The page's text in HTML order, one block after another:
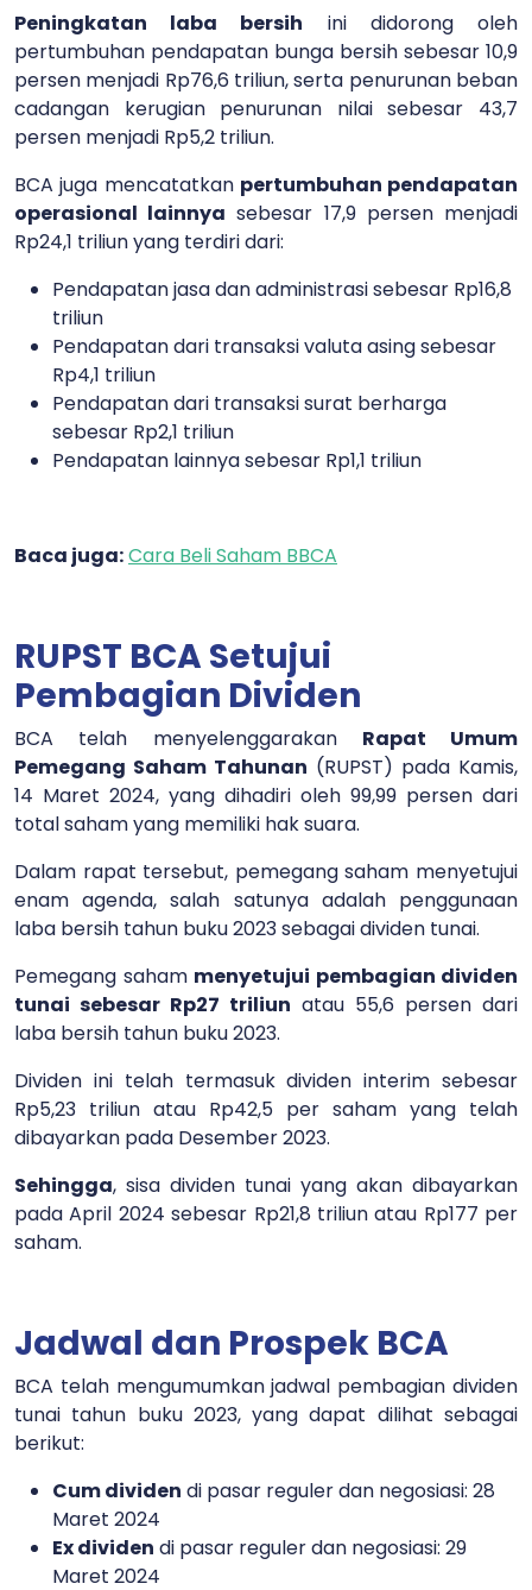
Peningkatan laba bersih ini didorong oleh
pertumbuhan pendapatan bunga bersih sebesar 10,9
persen menjadi Rp76,6 triliun, serta penurunan beban
cadangan kerugian penurunan nilai sebesar 43,7
persen menjadi Rp5,2 triliun.
BCA juga mencatatkan pertumbuhan pendapatan
operasional lainnya sebesar 17,9 persen menjadi
Rp24,1 triliun yang terdiri dari:
Pendapatan jasa dan administrasi sebesar Rp16,8
triliun
Pendapatan dari transaksi valuta asing sebesar
Rp4,1 triliun
Pendapatan dari transaksi surat berharga
sebesar Rp2,1 triliun
Pendapatan lainnya sebesar Rp1,1 triliun
Baca juga:Cara Beli Saham BBCA
RUPST BCA Setujui
Pembagian Dividen
BCA telah menyelenggarakan Rapat Umum
Pemegang Saham Tahunan (RUPST) pada Kamis,
14 Maret 2024, yang dihadiri oleh 99,99 persen dari
total saham yang memiliki hak suara.
Dalam rapat tersebut, pemegang saham menyetujui
enam agenda, salah satunya adalah penggunaan
laba bersih tahun buku 2023 sebagai dividen tunai.
Pemegang saham menyetujui pembagian dividen
tunai sebesar Rp27 triliun atau 55,6 persen dari
laba bersih tahun buku 2023.
Dividen ini telah termasuk dividen interim sebesar
Rp5,23 triliun atau Rp42,5 per saham yang telah
dibayarkan pada Desember 2023.
Sehingga, sisa dividen tunai yang akan dibayarkan
pada April 2024 sebesar Rp21,8 triliun atau Rp177 per
saham.
Jadwal dan Prospek BCA
BCA telah mengumumkan jadwal pembagian dividen
tunai tahun buku 2023, yang dapat dilihat sebagai
berikut:
Cum dividen di pasar reguler dan negosiasi: 28
Maret 2024
Ex dividen di pasar reguler dan negosiasi: 29
Maret 2024